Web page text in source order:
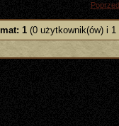
1 (0 użytkownik(ów) i 1